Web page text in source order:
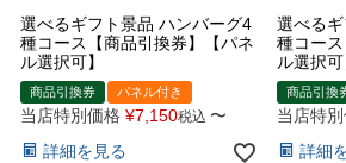
選べるギフト景品 ハンバーグ4
種コース【商品引換券】【パネ
ル選択可】
商品引換券 パネル付き
当店特別価格 ¥7,150税込 〜
詳細を見る
選べる
種コー
ル選択可
商品引換
当店特
詳細